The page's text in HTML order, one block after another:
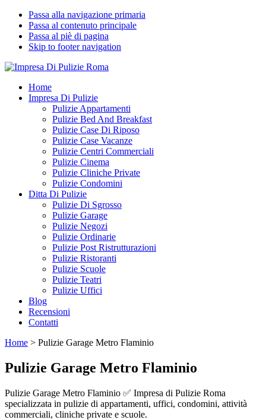
Passa alla navigazione primaria
Passa al contenuto principale
Passa al piè di pagina
Skip to footer navigation
Impresa Di Pulizie Roma
✅ Abitazioni e Attività Commerciali
Home
Impresa Di Pulizie
Pulizie Appartamenti
Pulizie Bed And Breakfast
Pulizie Case Di Riposo
Pulizie Case Vacanze
Pulizie Centri Commerciali
Pulizie Cinema
Pulizie Cliniche Private
Pulizie Condomini
Ditta Di Pulizie
Pulizie Di Sgrosso
Pulizie Garage
Pulizie Negozi
Pulizie Ordinarie
Pulizie Post Ristrutturazioni
Pulizie Ristoranti
Pulizie Scuole
Pulizie Teatri
Pulizie Uffici
Blog
Recensioni
Contatti
Home > Pulizie Garage Metro Flaminio
Pulizie Garage Metro Flaminio
Pulizie Garage Metro Flaminio ✅ Impresa di Pulizie Roma
specializzata in pulizie di appartamenti, uffici, condomini, attività
commerciali, cliniche private e scuole.